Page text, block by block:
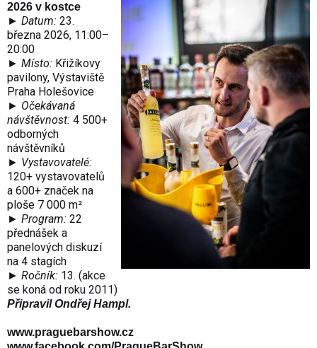
2026 v kostce
► Datum: 23.
března 2026, 11:00–
20:00
► Místo: Křižíkovy
pavilony, Výstaviště
Praha Holešovice
► Očekávaná
návštěvnost: 4 500+
odborných
návštěvníků
► Vystavovatelé:
120+ vystavovatelů
a 600+ značek na
ploše 7 000 m²
► Program: 22
přednášek a
panelových diskuzí
na 4 stagích
► Ročník: 13. (akce
se koná od roku 2011)
Připravil Ondřej Hampl.
www.praguebarshow.cz